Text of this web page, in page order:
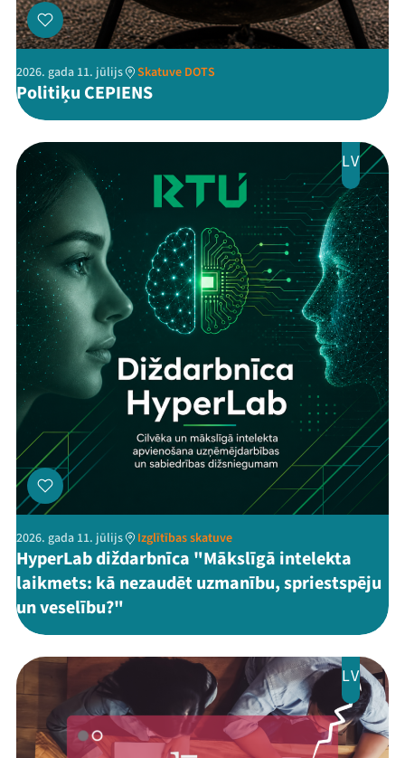
2026. gada 11. jūlijs Skatuve DOTS
Politiķu CEPIENS
LV
2026. gada 11. jūlijs Izglītības skatuve
HyperLab diždarbnīca "Mākslīgā intelekta
laikmets: kā nezaudēt uzmanību, spriestspēju
un veselību?"
LV